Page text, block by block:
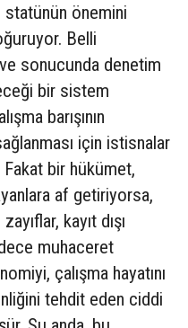
statünün önemini
Belli
sonucunda denetim
bir sistem
barışının
için istisnalar
Fakat bir hükümet,
af getiriyorsa,
kayıt dışı
muhaceret
çalışma hayatını
tehdit eden ciddi